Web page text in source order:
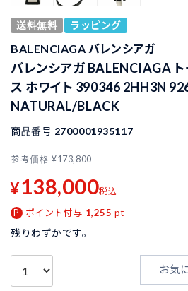
送料無料 ラッピング
BALENCIAGA バレンシアガ
バレンシアガ BALENCIAGA ト
ス ホワイト 390346 2HH3N
NATURAL/BLACK
商品番号 2700001935117
参考価格 ¥173,800
¥138,000税込
ポイント付与 1,255 pt
残りわずかです。
お気